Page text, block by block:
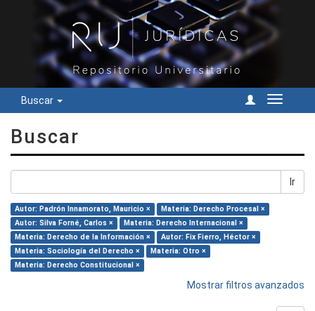
Buscar
Cambiar
Buscar
Ir
Autor: Padrón Innamorato, Mauricio ×
Materia: Derecho Procesal ×
Autor: Silva Forné, Carlos ×
Materia: Derecho Internacional ×
Materia: Derecho de la Información ×
Autor: Fix Fierro, Héctor ×
Materia: Sociología del Derecho ×
Materia: Otro ×
Materia: Derecho Constitucional ×
Mostrar filtros avanzados